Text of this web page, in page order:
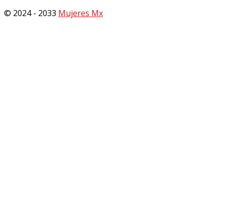
© 2024 - 2033 Mujeres Mx